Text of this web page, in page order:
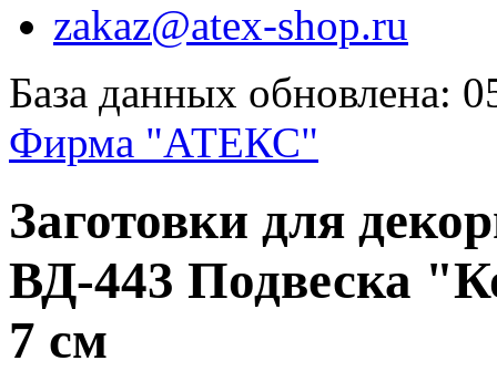
zakaz@atex-shop.ru
База данных обновлена:
Фирма "АТЕКС"
Заготовки для
ВД-443 Подвеска
7 см